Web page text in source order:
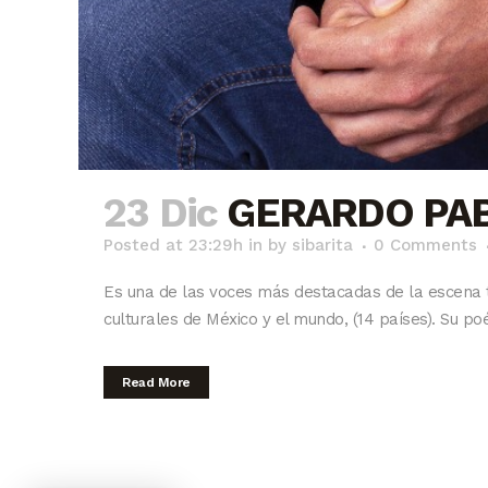
23 Dic GERARDO
Posted at 23:29h in by sibarita 0 Comments
Es una de las voces más destacadas de la
culturales de México y el mundo, (14 países). Su
Read More